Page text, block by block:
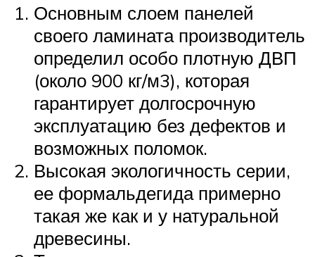
Основным слоем панелей
своего ламината производитель
определил особо плотную ДВП
(около 900 кг/м3), которая
гарантирует долгосрочную
эксплуатацию без дефектов и
возможных поломок.
Высокая экологичность серии,
ее формальдегида примерно
такая же как и у натуральной
древесины.